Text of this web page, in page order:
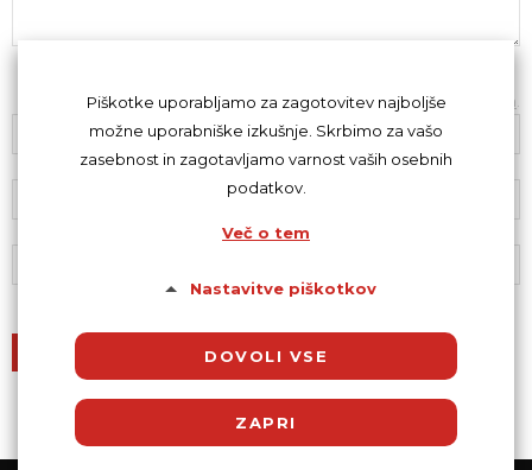
Z oddajo komentarja se strinjaš skodeksom komentiranja.
Piškotke uporabljamo za zagotovitev najboljše
možne uporabniške izkušnje. Skrbimo za vašo
zasebnost in zagotavljamo varnost vaših osebnih
podatkov.
Več o tem
Nastavitve piškotkov
DOVOLI VSE
ZAPRI